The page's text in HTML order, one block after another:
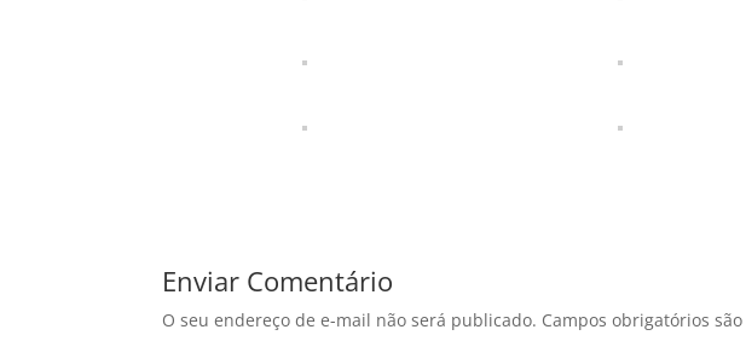
Enviar Comentário
O seu endereço de e-mail não será publicado. Campos obrigatórios